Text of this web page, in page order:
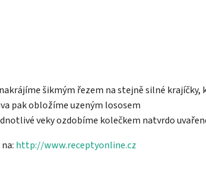
šikmým řezem na stejně silné
pak obložíme uzeným lososem
veky ozdobíme kolečkem natvrdo
http://www.receptyonline.cz